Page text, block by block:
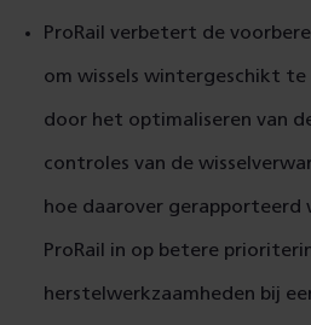
ProRail verbetert de
om wissels wintergeschikt te
door het optimaliseren van
controles van de
hoe daarover gerapporteerd
ProRail in op betere
herstelwerkzaamheden bij